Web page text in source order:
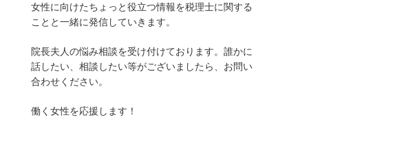
女性に向けたちょっと役立つ情報を税理士に関する
ことと一緒に発信していきます。
院長夫人の悩み相談を受け付けております。誰かに
話したい、相談したい等がございましたら、お問い
合わせください。
働く女性を応援します！